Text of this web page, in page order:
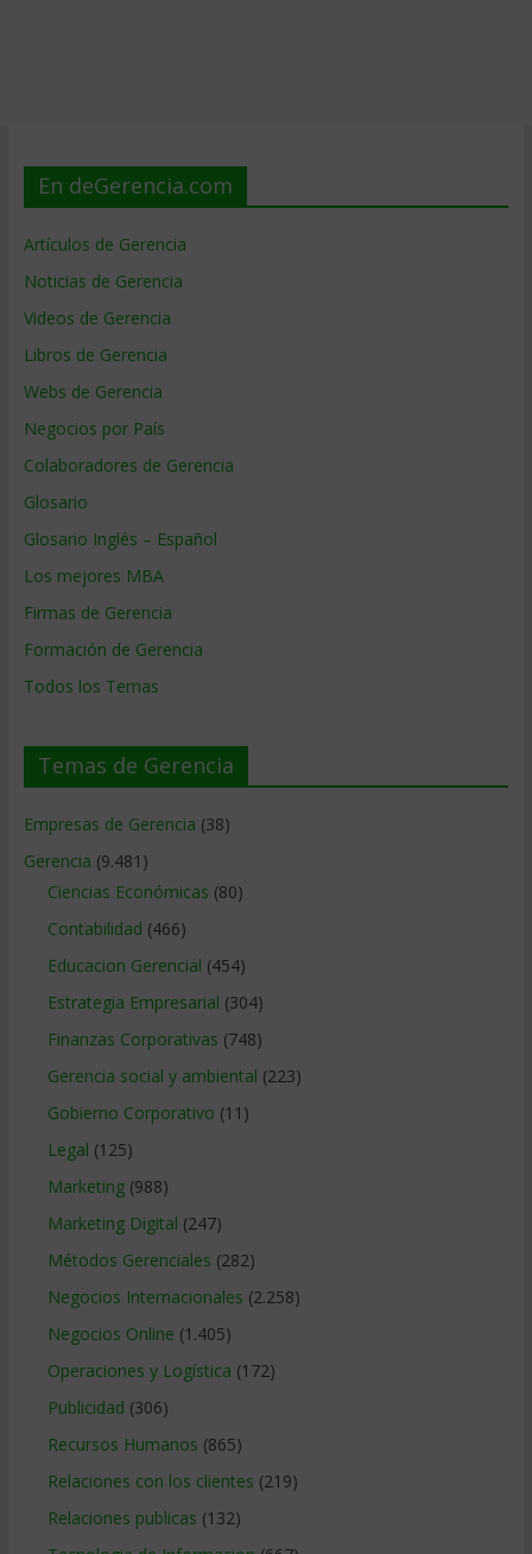
En deGerencia.com
Artículos de Gerencia
Noticias de Gerencia
Videos de Gerencia
Libros de Gerencia
Webs de Gerencia
Negocios por País
Colaboradores de Gerencia
Glosario
Glosario Inglés – Español
Los mejores MBA
Firmas de Gerencia
Formación de Gerencia
Todos los Temas
Temas de Gerencia
Empresas de Gerencia (38)
Gerencia (9.481)
Ciencias Económicas (80)
Contabilidad (466)
Educacion Gerencial (454)
Estrategia Empresarial (304)
Finanzas Corporativas (748)
Gerencia social y ambiental (223)
Gobierno Corporativo (11)
Legal (125)
Marketing(988)
Marketing Digital (247)
Métodos Gerenciales (282)
Negocios Internacionales (2.258)
Negocios Online (1.405)
Operaciones y Logística (172)
Publicidad (306)
Recursos Humanos (865)
Relaciones con los clientes (219)
Relaciones publicas (132)